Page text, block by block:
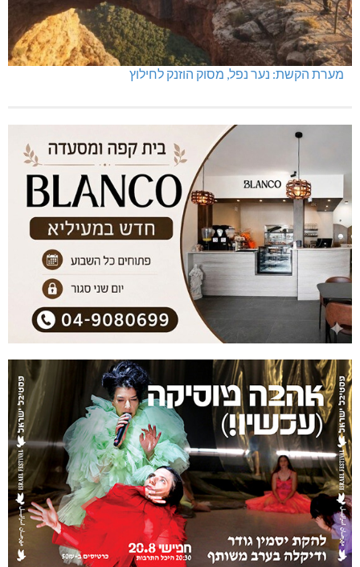
מערת הקשת: נער נפל, מסוק הוזנק לחילוץ